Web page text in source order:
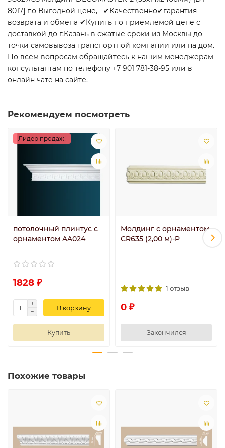
8017] по Выгодной цене, ✔Качественно✔гарантия
возврата и обмена ✔Купить по приемлемой цене с
доставкой до г.Казань в сжатые сроки из Москвы до
точки самовывоза транспортной компании или на дом.
По всем вопросам обращайтесь к нашим менеджерам
консультантам по телефону +7 901 781-38-95 или в
онлайн чате на сайте.
Рекомендуем посмотреть
Лидер продаж!
потолочный плинтус с
орнаментом AA024
1828 ₽
В корзину
Купить
Молдинг с орнаментом
CR635 (2,00 м)-P
1 отзыв
0 ₽
Закончился
Похожие товары